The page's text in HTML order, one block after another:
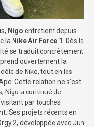
Nigo entretient depuis
la Nike Air Force 1
. Dès le
se traduit concrètement
ouvertement la
de Nike, tout en les
Cette relation ne s’est
Nigo a continué de
par touches
Ses projets récents en
2, développée avec Jun